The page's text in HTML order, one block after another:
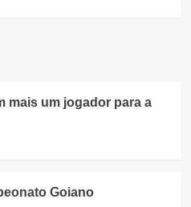
mais um jogador para a
Goiano